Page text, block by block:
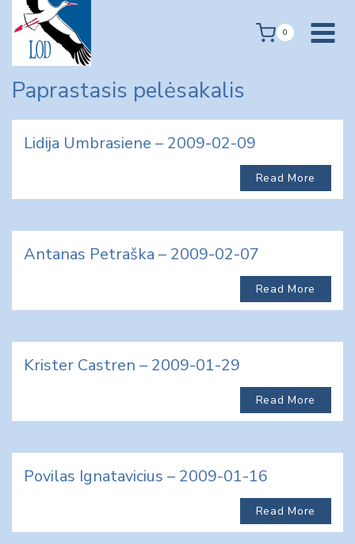
content
0
Paprastasis pelėsakalis
Lidija Umbrasiene – 2009-02-09
Read More
Antanas Petraška – 2009-02-07
Read More
Krister Castren – 2009-01-29
Read More
Povilas Ignatavicius – 2009-01-16
Read More